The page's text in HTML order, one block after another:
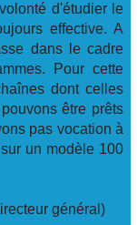
d'étudier le
effective. A
dans le cadre
Pour cette
dont celles
être prêts
pas vocation à
un modèle 100
général)